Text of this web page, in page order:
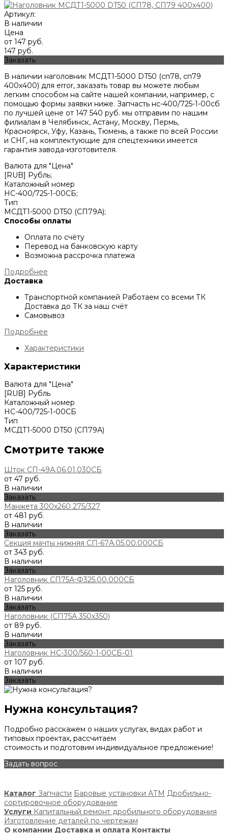
Артикул:
В наличии
Цена
от 147 руб.
147 руб.
Заказать
В наличии наголовник МСДТ1-5000 DT50 (сп78, сп79
400х400) для error, заказать товар вы можете любым
легким способом на сайте нашей компании, например, с
помощью формы заявки ниже. Запчасть нс-400/725-1-00сб
по лучшей цене от 147 540 руб. мы отправим по нашим
филиалам в Челябинск, Астану, Москву, Пермь,
Красноярск, Уфу, Казань, Тюмень, а также по всей России
и СНГ, на комплектующие для спецтехники имеется
гарантия завода-изготовителя.
Валюта для "Цена"
[RUB] Рубль;
Каталожный номер
НС-400/725-1-00СБ;
Тип
МСДТ1-5000 DT50 (СП79А);
Способы оплаты
Оплата по счёту
Перевод на банковскую карту
Возможна рассрочка платежа
Подробнее
Доставка
Транспортной компанией Работаем со всеми ТК
Доставка до ТК за наш счёт
Самовывоз
Подробнее
Характеристики
Характеристики
Валюта для "Цена"
[RUB] Рубль
Каталожный номер
НС-400/725-1-00СБ
Тип
МСДТ1-5000 DT50 (СП79А)
Смотрите также
Шток СП-49А.06.01.030СБ
от 47 руб.
В наличии
Заказать
Манжета 300х260 275/327
от 481 руб.
В наличии
Заказать
Секция мачты нижняя СП-67А.05.00.000СБ
от 343 руб.
В наличии
Заказать
Наголовник СП75А-Ф325.00.000СБ
от 125 руб.
В наличии
Заказать
Наголовник (СП75А 350х350)
от 89 руб.
В наличии
Заказать
Наголовник НС-300/560-1-00СБ-01
от 107 руб.
В наличии
Заказать
Нужна консультация?
Подробно расскажем о наших услугах, видах работ и
типовых проектах, рассчитаем
стоимость и подготовим индивидуальное предложение!
Задать вопрос
Каталог Запчасти Баровые установки АТМ Дробильно-
сортировочное оборудование
Услуги Капитальный ремонт дробильного оборудования
Изготовление деталей по чертежам
О компании Доставка и оплата Контакты